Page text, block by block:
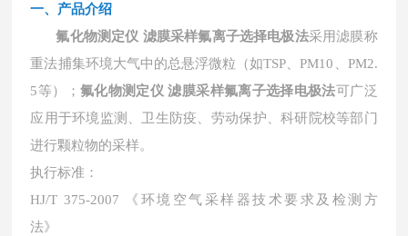
一、产品介绍
氟化物测定仪 滤膜采样氟离子选择电极法采用滤膜称
重法捕集环境大气中的总悬浮微粒（如TSP、PM10、PM2.
5等）； 氟化物测定仪 滤膜采样氟离子选择电极法可广泛
应用于环境监测、卫生防疫、劳动保护、科研院校等部门
进行颗粒物的采样。
执行标准：
HJ/T 375-2007 《环境空气采样器技术要求及检测方
法》